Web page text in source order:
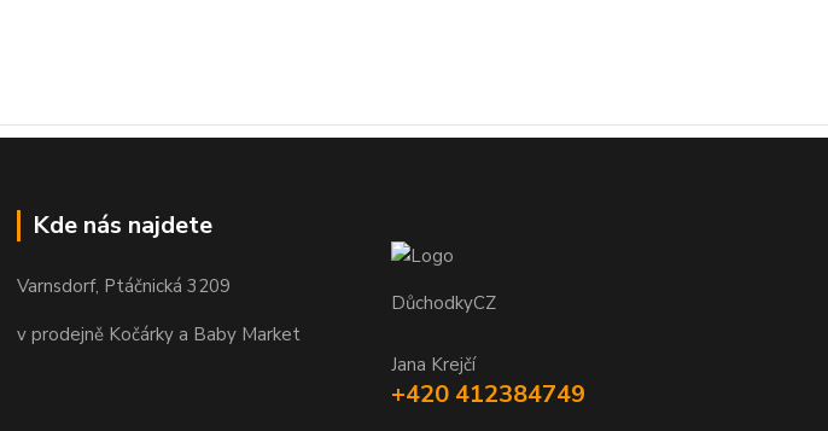
Kde nás najdete
Varnsdorf, Ptáčnická 3209
v prodejně Kočárky a Baby Market
DůchodkyCZ
Jana Krejčí
+420 412384749